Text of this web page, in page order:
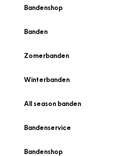
Bandenshop
Banden
Zomerbanden
Winterbanden
All season banden
Bandenservice
Bandenshop